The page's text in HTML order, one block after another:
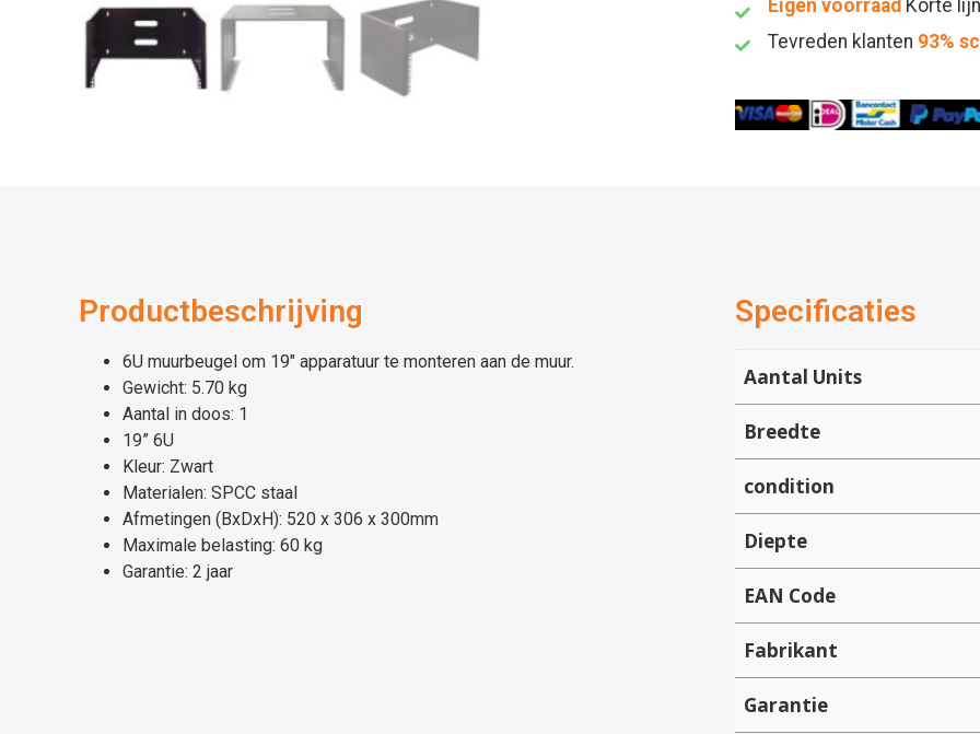
Eigen voorraad Korte
Tevreden klanten 93%
Productbeschrijving
6U muurbeugel om 19″ apparatuur te monteren aan de muur.
Gewicht: 5.70 kg
Aantal in doos: 1
19” 6U
Kleur: Zwart
Materialen: SPCC staal
Afmetingen (BxDxH): 520 x 306 x 300mm
Maximale belasting: 60 kg
Garantie: 2 jaar
Specificaties
Aantal Units
Breedte
condition
Diepte
EAN Code
Fabrikant
Garantie